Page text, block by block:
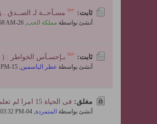
ثابت: مسـآحــة لـ الصــدق
أنشئ بواسطة مملكة الحب,
26-Oct-2010, 11:58 AM
ثابت: بـإحسـآس الخواطر : (
أنشئ بواسطة عطر الياسمين,
15-Jul-2010, 09:02 PM
مغلق: فى الحياة 15 امرا لم تعلم بها
أنشئ بواسطة المتمردة,
04-Jul-2009, 03:32 PM